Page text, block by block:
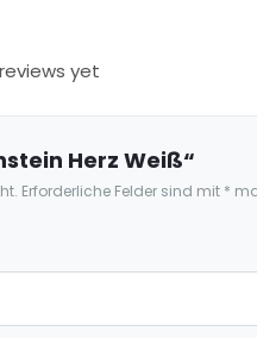
yet
Herz Weiß“
Erforderliche Felder sind mit *